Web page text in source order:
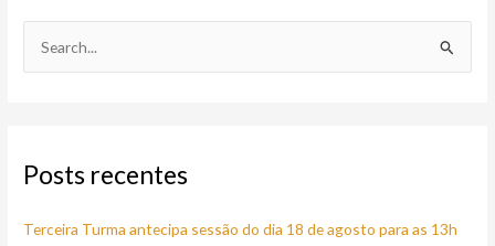
u
s
Posts recentes
Terceira Turma antecipa sessão do dia 18 de agosto para as 13h